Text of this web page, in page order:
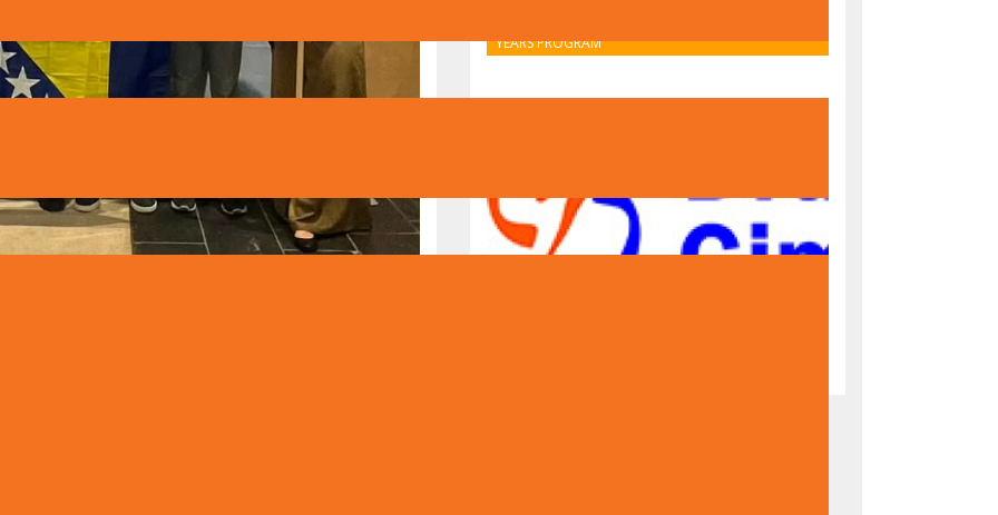
Alen Avdibegović i Bakir Širbegović predstavljali Bosnu i
2026), koja je održana od 12. do 16. juna u Geteborgu, u
YEARS PROGRAM